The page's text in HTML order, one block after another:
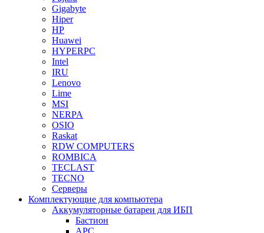
Gigabyte
Hiper
HP
Huawei
HYPERPC
Intel
IRU
Lenovo
Lime
MSI
NERPA
OSIO
Raskat
RDW COMPUTERS
ROMBICA
TECLAST
TECNO
Серверы
Комплектующие для компьютера
Аккумуляторные батареи для ИБП
Бастион